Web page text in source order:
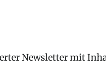
Newsletter mit